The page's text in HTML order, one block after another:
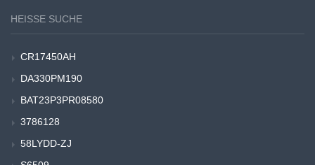
HEISSE SUCHE
CR17450AH
DA330PM190
BAT23P3PR08580
3786128
58LYDD-ZJ